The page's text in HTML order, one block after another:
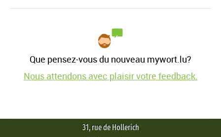
Que pensez-vous du nouveau mywort.lu?
Nous attendons avec plaisir votre feedback.
31, rue de Hollerich